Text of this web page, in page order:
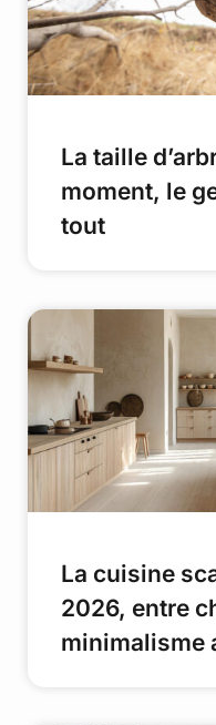
La taille
moment, le
tout
La cuisine
2026, entre
minimalisme